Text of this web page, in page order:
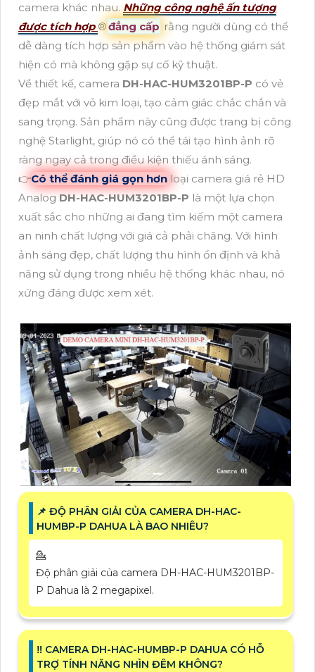
camera khác nhau.Những công nghệ ấn tượng
được tích hợp ®️đẳng cấp rằng người dùng có thể
dễ dàng tích hợp sản phẩm vào hệ thống giám sát
hiện có mà không gặp sự cố kỹ thuật.
Về thiết kế, camera DH-HAC-HUM3201BP-P có vẻ
đẹp mắt với vỏ kim loại, tạo cảm giác chắc chắn và
sang trọng. Sản phẩm này cũng được trang bị công
nghệ Starlight, giúp nó có thể tái tạo hình ảnh rõ
ràng ngay cả trong điều kiện thiếu ánh sáng.
👉Có thể đánh giá gọn hơn loại camera giá rẻ HD
Analog DH-HAC-HUM3201BP-P là một lựa chọn
xuất sắc cho những ai đang tìm kiếm một camera
an ninh chất lượng với giá cả phải chăng. Với hình
ảnh sáng đẹp, chất lượng thu hình ổn định và khả
năng sử dụng trong nhiều hệ thống khác nhau, nó
xứng đáng được xem xét.
📌 ĐỘ PHÂN GIẢI CỦA CAMERA DH-HAC-
HUMBP-P DAHUA LÀ BAO NHIÊU?
💁
Độ phân giải của camera DH-HAC-HUM3201BP-
P Dahua là 2 megapixel.
‼️ CAMERA DH-HAC-HUMBP-P DAHUA CÓ HỖ
TRỢ TÍNH NĂNG NHÌN ĐÊM KHÔNG?